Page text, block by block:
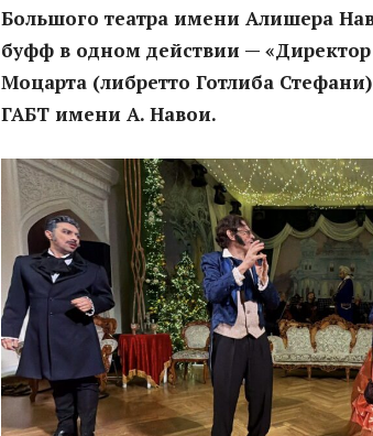
Большого театра имени Алишера
буфф в одном действии —
Моцарта (либретто Готлиба
ГАБТ имени А. Навои.